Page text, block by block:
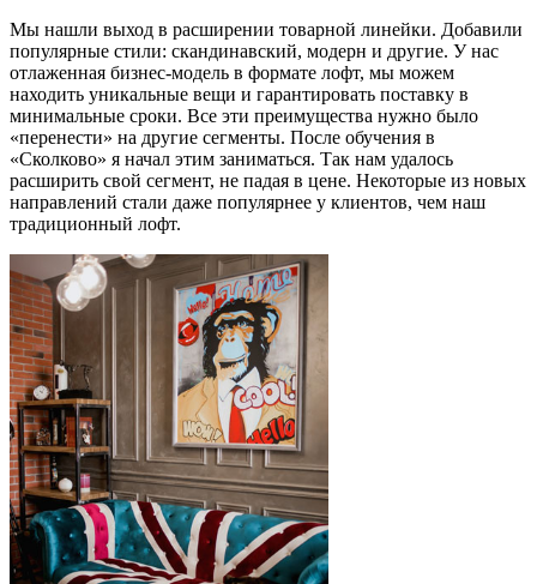
Мы нашли выход в расширении товарной линейки. Добавили
популярные стили: скандинавский, модерн и другие. У нас
отлаженная бизнес-модель в формате лофт, мы можем
находить уникальные вещи и гарантировать поставку в
минимальные сроки. Все эти преимущества нужно было
«перенести» на другие сегменты. После обучения в
«Сколково» я начал этим заниматься. Так нам удалось
расширить свой сегмент, не падая в цене. Некоторые из новых
направлений стали даже популярнее у клиентов, чем наш
традиционный лофт.